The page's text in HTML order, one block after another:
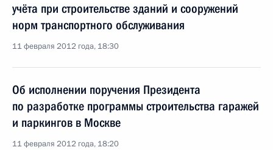
учёта при строительстве зданий и сооружений
норм транспортного обслуживания
11 февраля 2012 года, 18:30
Об исполнении поручения Президента
по разработке программы строительства гаражей
и паркингов в Москве
11 февраля 2012 года, 18:20